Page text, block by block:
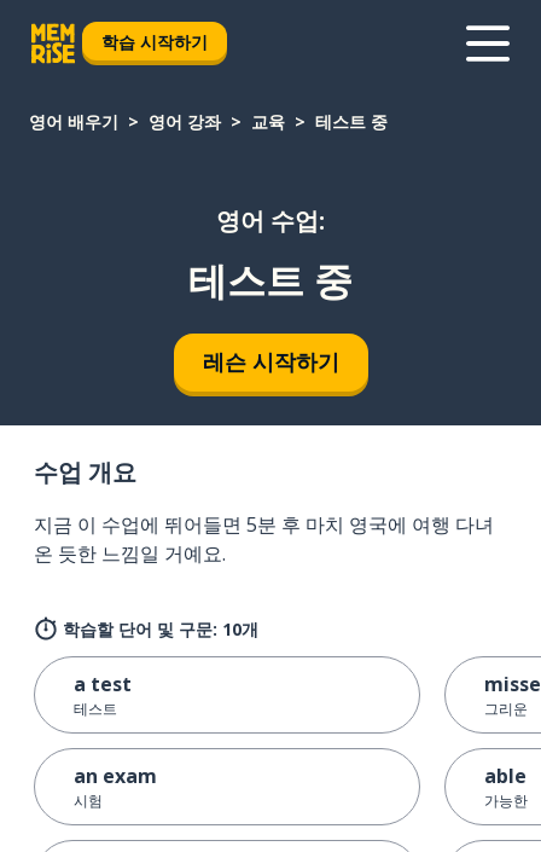
학습 시작하기
영어 배우기 영어 강좌 교육 테스트 중
영어 수업:
테스트 중
레슨 시작하기
수업 개요
지금 이 수업에 뛰어들면 5분 후 마치 영국에 여행 다녀
온 듯한 느낌일 거예요.
학습할 단어 및 구문: 10개
a test
테스트
an exam
시험
그리운
able
가능한